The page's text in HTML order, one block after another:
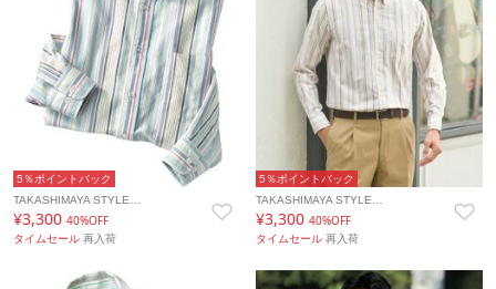
5％ポイントバック
TAKASHIMAYA STYLE…
¥3,300 40%OFF
タイムセール 再入荷
5％ポイントバック
TAKASHIMAYA STYLE…
¥3,30040%OFF
タイムセール再入荷